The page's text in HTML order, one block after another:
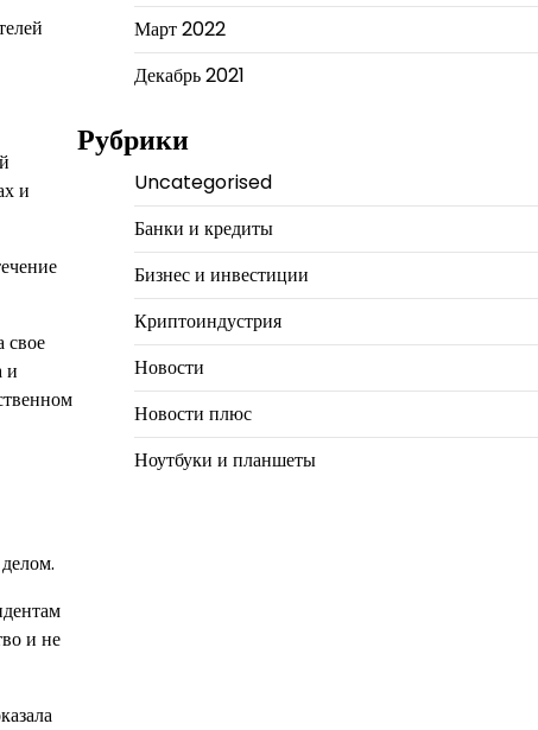
и
свое
и
и не
Март 2022
Декабрь 2021
Рубрики
Uncategorised
Банки и кредиты
Бизнес и инвестиции
Криптоиндустрия
Новости
Новости плюс
Ноутбуки и планшеты